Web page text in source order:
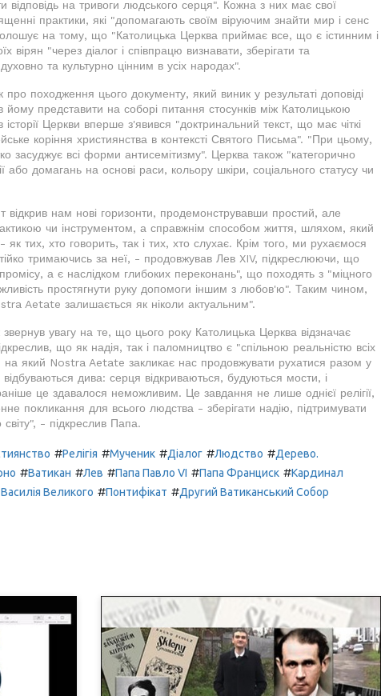
відповідь на тривоги людського серця". Кожна з них має свої
практики, які "допомагають своїм віруючим знайти мир і сенс
на тому, що "Католицька Церква приймає все, що є істинним і
вірян "через діалог і співпрацю визнавати, зберігати та
та культурно цінним в усіх народах".
походження цього документу, який виник у результаті доповіді
представити на соборі питання стосунків між Католицькою
Церкви вперше з'явився "доктринальний текст, що має чіткі
коріння християнства в контексті Святого Письма". "При цьому,
засуджує всі форми антисемітизму". Церква також "категорично
або домагань на основі раси, кольору шкіри, соціального статусу чи
нам нові горизонти, продемонструвавши простий, але
чи інструментом, а справжнім способом життя, шляхом, який
як тих, хто говорить, так і тих, хто слухає. Крім того, ми рухаємося
тримаючись за неї, - продовжував Лев XIV, підкреслюючи, що
а є наслідком глибоких переконань", що походять з "міцного
простягнути руку допомоги іншим з любов'ю". Таким чином,
Aetate залишається як ніколи актуальним".
увагу на те, що цього року Католицька Церква відзначає
що як надія, так і паломництво є "спільною реальністю всіх
на який Nostra Aetate закликає нас продовжувати рухатися разом у
дива: серця відкриваються, будуються мости, і
це здавалося неможливим. Це завдання не лише однієї релігії,
покликання для всього людства - зберігати надію, підтримувати
- підкреслив Папа.
#Релігія #Мученик #Діалог #Людство #Дерево.
#Ватикан #Лев #Папа Павло VI #Папа Франциск #Кардинал
Великого #Понтифікат #Другий Ватиканський Собор